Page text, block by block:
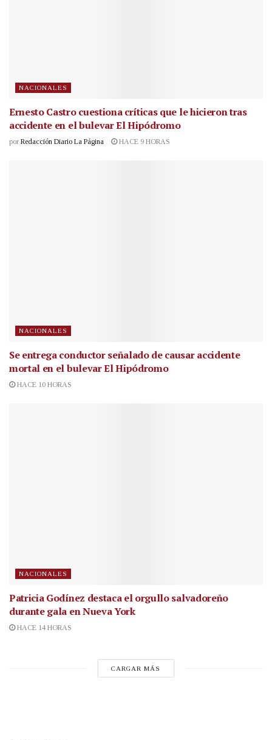
NACIONALES
Ernesto Castro cuestiona críticas que le hicieron tras
accidente en el bulevar El Hipódromo
por Redacción Diario La Página HACE 9 HORAS
NACIONALES
Se entrega conductor señalado de causar accidente
mortal en el bulevar El Hipódromo
HACE 10 HORAS
NACIONALES
Patricia Godínez destaca el orgullo salvadoreño
durante gala en Nueva York
HACE 14 HORAS
CARGAR MÁS